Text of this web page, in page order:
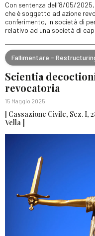
Con sentenza dell’8/05/
che è soggetto ad azione
conferimento, in società di
relativo ad una società di
Fallimentare -
Scientia
revocatoria
15 Maggio 2025
[ Cassazione Civile, Sez. I,
Vella ]